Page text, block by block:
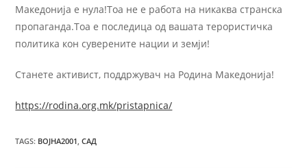
Македонија е нула!Тоа не е работа на никаква странска
пропаганда.Тоа е последица од вашата терористичка
политика кон суверените нации и земји!
Станете активист, поддржувач на Родина Македонија!
https://rodina.org.mk/pristapnica/
TAGS: ВОЈНА2001, САД